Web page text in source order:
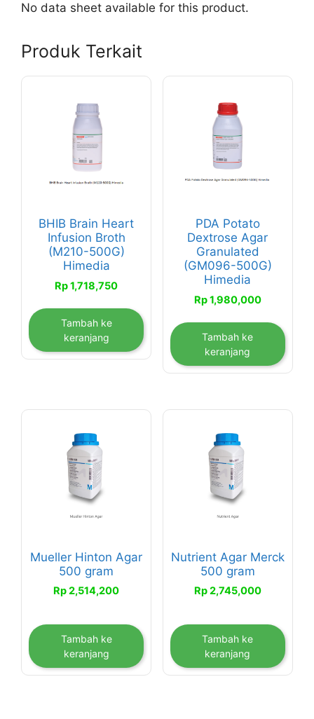
No data sheet available for this product.
Produk Terkait
BHIB Brain Heart
Infusion Broth
(M210-500G)
Himedia
Rp1,718,750
Tambah ke
keranjang
PDA Potato
Dextrose Agar
Granulated
(GM096-500G)
Himedia
Rp1,980,000
Tambah ke
keranjang
Mueller Hinton Agar
500 gram
Rp2,514,200
Tambah ke
keranjang
Nutrient Agar Merck
500 gram
Rp2,745,000
Tambah ke
keranjang